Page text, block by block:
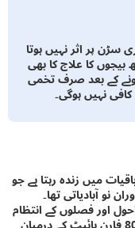
اثر نہیں ہوتا
کا علاج کا بھی
بعد صرف تخمی
ہوگی۔
زندہ رہتا ہے جو
تھا۔
فصلوں کے انتظام
جب ہوا کا درجہ حرارت 60 اور 80 فارن ہائیٹ کے درمیان